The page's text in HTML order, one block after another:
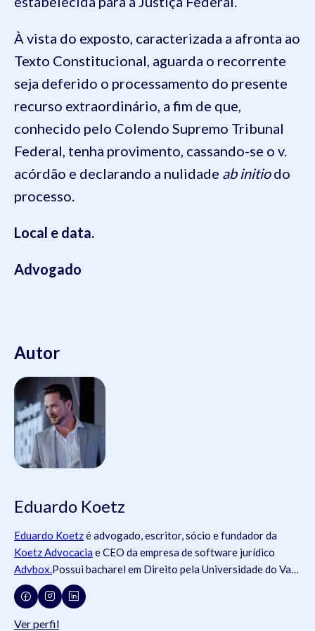
À vista do exposto, caracterizada a afronta ao
Texto Constitucional, aguarda o recorrente
seja deferido o processamento do presente
recurso extraordinário, a fim de que,
conhecido pelo Colendo Supremo Tribunal
Federal, tenha provimento, cassando-se o v.
acórdão e declarando a nulidade ab initiodo
processo.
Local e data.
Advogado
Autor
Eduardo Koetz
Eduardo Koetzé advogado, escritor, sócio e fundador da
Koetz Advocacia e CEO da empresa de software jurídico
Advbox.Possui bacharel em Direito pela Universidade do Vale
do Rio dos Sinos (
dos Advogados do Brasil
73.409, OAB/PR 72.951, OAB/SP 435.266, OAB/MG
Ver perfil